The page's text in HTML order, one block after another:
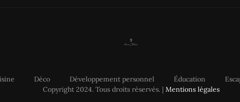
Déco Développement personnel Éducation
Copyright 2024. Tous droits réservés. | Mentions légales